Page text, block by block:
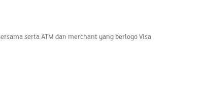
serta ATM dan merchant yang berlogo Visa